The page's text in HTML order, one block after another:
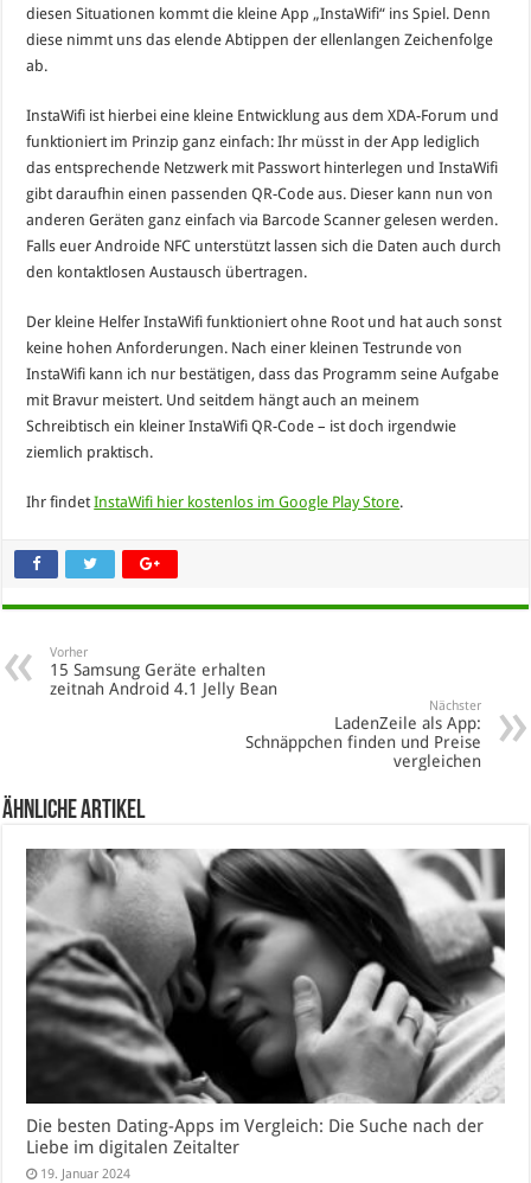
diesen Situationen kommt die kleine App „InstaWifi“ ins Spiel. Denn
diese nimmt uns das elende Abtippen der ellenlangen Zeichenfolge
ab.
InstaWifi ist hierbei eine kleine Entwicklung aus dem XDA-Forum und
funktioniert im Prinzip ganz einfach: Ihr müsst in der App lediglich
das entsprechende Netzwerk mit Passwort hinterlegen und InstaWifi
gibt daraufhin einen passenden QR-Code aus. Dieser kann nun von
anderen Geräten ganz einfach via Barcode Scanner gelesen werden.
Falls euer Androide NFC unterstützt lassen sich die Daten auch durch
den kontaktlosen Austausch übertragen.
Der kleine Helfer InstaWifi funktioniert ohne Root und hat auch sonst
keine hohen Anforderungen. Nach einer kleinen Testrunde von
InstaWifi kann ich nur bestätigen, dass das Programm seine Aufgabe
mit Bravur meistert. Und seitdem hängt auch an meinem
Schreibtisch ein kleiner InstaWifi QR-Code – ist doch irgendwie
ziemlich praktisch.
Ihr findetInstaWifi hier kostenlos im Google Play Store.
Vorher
15 Samsung Geräte erhalten
zeitnah Android 4.1 Jelly Bean
Nächster
LadenZeile als App:
Schnäppchen finden und Preise
vergleichen
Ähnliche Artikel
Die besten Dating-Apps im Vergleich: Die Suche nach der
Liebe im digitalen Zeitalter
19. Januar 2024